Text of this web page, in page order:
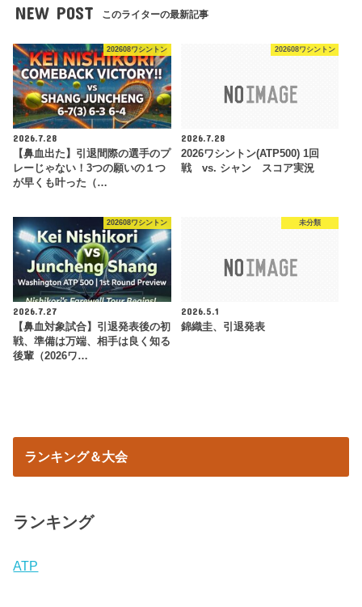
NEW POST このライターの最新記事
202608ワシントン
2026.7.28
【鼻血出た】引退間際の選手のプ
レーじゃない！3つの願いの１つ
が早くも叶った（…
202608ワシントン
2026.7.28
2026ワシントン(ATP500) 1回
戦 vs. シャン スコア実況
202608ワシントン
2026.7.27
【鼻血対象試合】引退発表後の初
戦、準備は万端、相手は良く知る
後輩（2026ワ…
未分類
2026.5.1
錦織圭、引退発表
ランキング＆大会
ランキング
ATP